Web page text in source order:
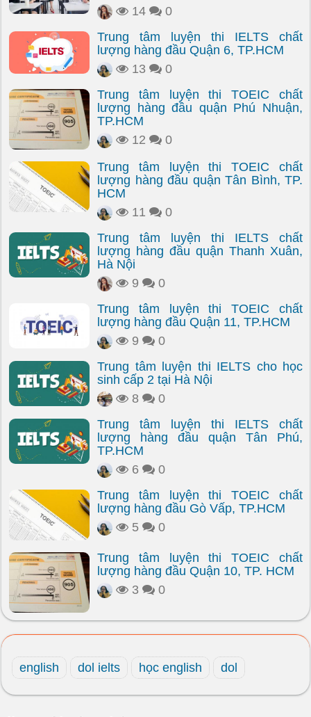
14
0
Trung tâm luyện thi IELTS chất
lượng hàng đầu Quận 6, TP.HCM
13
0
Trung tâm luyện thi TOEIC chất
lượng hàng đầu quận Phú Nhuận,
TP.HCM
12
0
Trung tâm luyện thi TOEIC chất
lượng hàng đầu quận Tân Bình, TP.
HCM
11
0
Trung tâm luyện thi IELTS chất
lượng hàng đầu quận Thanh Xuân,
Hà Nội
9
0
Trung tâm luyện thi TOEIC chất
lượng hàng đầu Quận 11, TP.HCM
9
0
Trung tâm luyện thi IELTS cho học
sinh cấp 2 tại Hà Nội
8
0
Trung tâm luyện thi IELTS chất
lượng hàng đầu quận Tân Phú,
TP.HCM
6
0
Trung tâm luyện thi TOEIC chất
lượng hàng đầu Gò Vấp, TP.HCM
5
0
Trung tâm luyện thi TOEIC chất
lượng hàng đầu Quận 10, TP. HCM
3
0
english dol ielts học english dol